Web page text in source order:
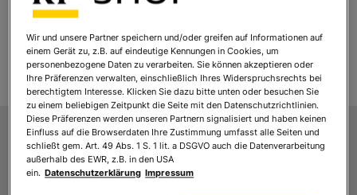
Alle Vorteile auf einen Blick
Wir und unsere Partner speichern und/oder greifen auf Informationen auf
einem Gerät zu, z.B. auf eindeutige Kennungen in Cookies, um
personenbezogene Daten zu verarbeiten. Sie können akzeptieren oder
Ihre Präferenzen verwalten, einschließlich Ihres Widerspruchsrechts bei
berechtigtem Interesse. Klicken Sie dazu bitte unten oder besuchen Sie
zu einem beliebigen Zeitpunkt die Seite mit den Datenschutzrichtlinien.
Diese Präferenzen werden unseren Partnern signalisiert und haben keinen
Einfluss auf die Browserdaten Ihre Zustimmung umfasst alle Seiten und
schließt gem. Art. 49 Abs. 1 S. 1 lit. a DSGVO auch die Datenverarbeitung
außerhalb des EWR, z.B. in den USA
ein. Datenschutzerklärung Impressum